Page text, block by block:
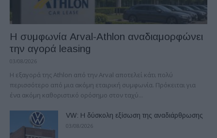
Η συμφωνία Arval-Athlon αναδιαμορφώνει
την αγορά leasing
03/08/2026
Η εξαγορά της Athlon από την Arval αποτελεί κάτι πολύ
περισσότερο από μια ακόμη εταιρική συμφωνία. Πρόκειται για
ένα ακόμη καθοριστικό ορόσημο στον ταχύ...
VW: Η δύσκολη εξίσωση της αναδιάρθρωσης
03/08/2026